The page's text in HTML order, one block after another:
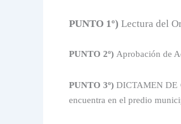
PUNTO 1º) Lectura del
PUNTO 2º) Aprobación de
PUNTO 3º)DICTAMEN DE
encuentra en el predio